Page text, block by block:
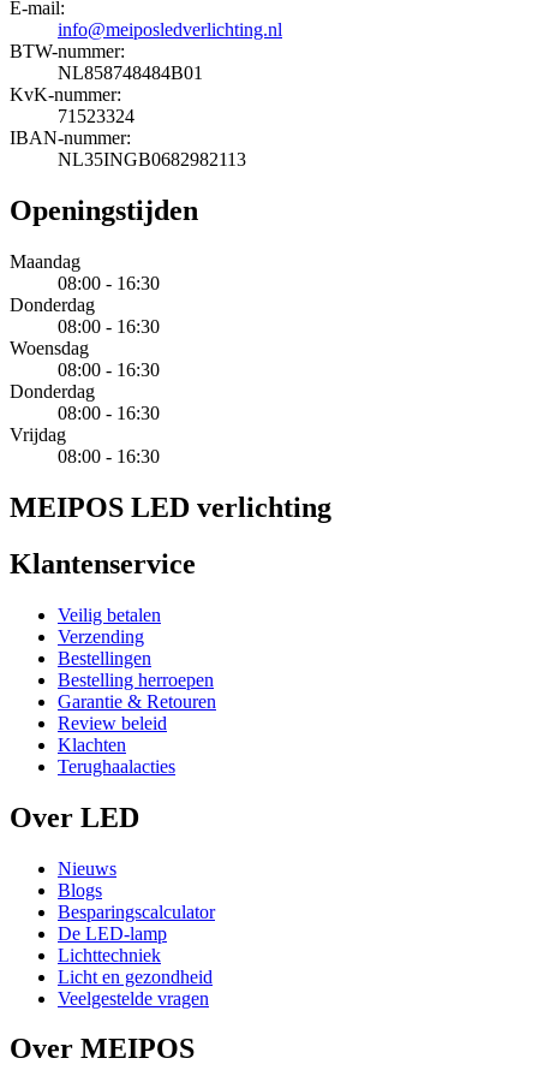
E-mail:
info@meiposledverlichting.nl
BTW-nummer:
NL858748484B01
KvK-nummer:
71523324
IBAN-nummer:
NL35INGB0682982113
Openingstijden
Maandag
08:00 - 16:30
Donderdag
08:00 - 16:30
Woensdag
08:00 - 16:30
Donderdag
08:00 - 16:30
Vrijdag
08:00 - 16:30
MEIPOS LED verlichting
Klantenservice
Veilig betalen
Verzending
Bestellingen
Bestelling herroepen
Garantie & Retouren
Review beleid
Klachten
Terughaalacties
Over LED
Nieuws
Blogs
Besparingscalculator
De LED-lamp
Lichttechniek
Licht en gezondheid
Veelgestelde vragen
Over MEIPOS